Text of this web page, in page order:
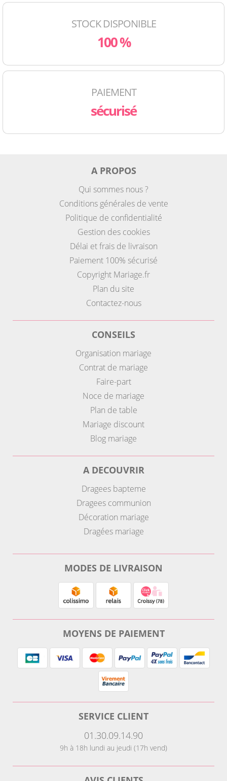
STOCK DISPONIBLE
100 %
PAIEMENT
sécurisé
A PROPOS
Qui sommes nous ?
Conditions générales de vente
Politique de confidentialité
Gestion des cookies
Délai et frais de livraison
Paiement 100% sécurisé
Copyright Mariage.fr
Plan du site
Contactez-nous
CONSEILS
Organisation mariage
Contrat de mariage
Faire-part
Noce de mariage
Plan de table
Mariage discount
Blog mariage
A DECOUVRIR
Dragees bapteme
Dragees communion
Décoration mariage
Dragées mariage
MODES DE LIVRAISON
MOYENS DE PAIEMENT
SERVICE CLIENT
01.30.09.14.90
9h à 18h lundi au jeudi (17h vend)